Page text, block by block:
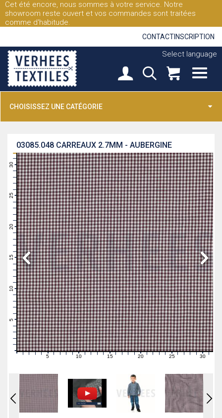
Cet été encore, nous sommes à votre service. Notre
showroom reste ouvert et vos commandes sont traitées
comme d'habitude.
CONTACT INSCRIPTION
Select language
CHOISISSEZ UNE CATÉGORIE
CARREAUX 2.7MM - AUBERGINE
03085.048
0
1
2
3
4
5
6
7
8
9
10
11
12
13
14
15
16
17
18
19
20
21
22
23
24
25
26
27
28
29
30
31
0 1 2 3 4 5 6 7 89101112131415161718192021222324252627282930 31